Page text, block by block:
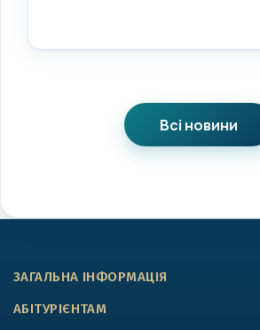
Всі новини
ЗАГАЛЬНА ІНФОРМАЦІЯ
АБІТУРІЄНТАМ